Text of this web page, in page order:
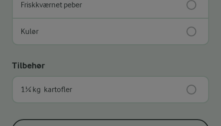
Friskkværnet peber
Kulør
Tilbehør
1¼ kg kartofler